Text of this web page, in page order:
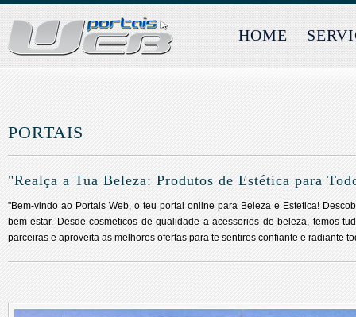
HOME
PORTAIS
"Realça a Tua Beleza: Produtos de Estética para
"Bem-vindo ao Portais Web, o teu portal online para Beleza e Estetica!
bem-estar. Desde cosmeticos de qualidade a acessorios de beleza, temos
parceiras e aproveita as melhores ofertas para te sentires confiante e radiante